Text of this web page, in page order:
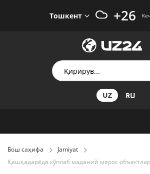
Тошкент +26
UZ RU
Бош саҳифа
Jamiyat
Қашқадарёда кўплаб маданий мерос